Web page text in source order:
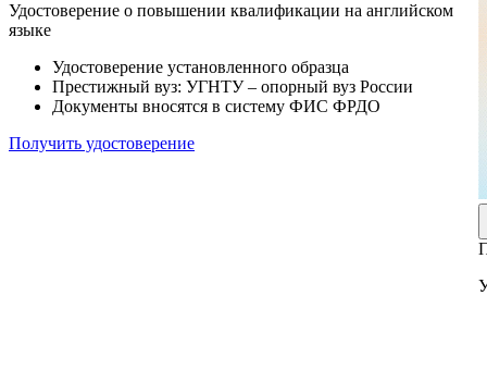
Удостоверение о повышении квалификации на английском
языке
Удостоверение установленного образца
Престижный вуз: УГНТУ – опорный вуз России
Документы вносятся в систему ФИС ФРДО
Получить удостоверение